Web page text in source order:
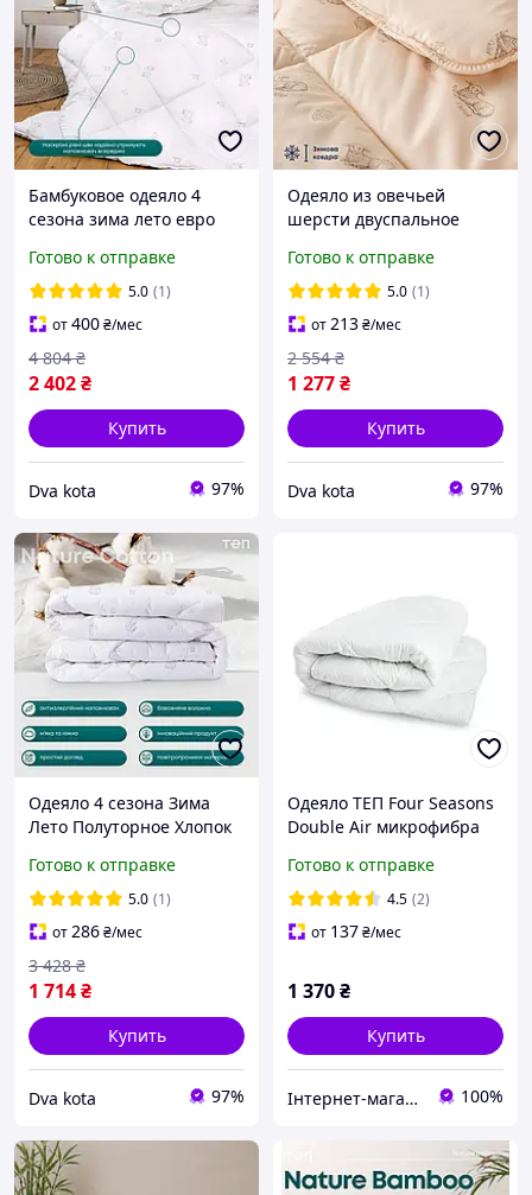
Бамбуковое одеяло 4
сезона зима лето евро
MEMBRANA PRINT
BAMBOO 200x210 см
Готово к отправке
5.0 (1)
от400₴/мес
2 402₴
4 804 ₴
Купить
Dva kota 97%
Одеяло из овечьей
шерсти двуспальное
ТЕП 180*210 см бежевое
Готово к отправке
5.0 (1)
от213₴/мес
1 277₴
2 554 ₴
Купить
Dva kota 97%
Одеяло 4 сезона Зима
Лето Полуторное Хлопок
ТЕП 150x210 см белое
Готово к отправке
5.0 (1)
от286₴/мес
1 714₴
3 428 ₴
Купить
Dva kota 97%
Одеяло ТЕП Four Seasons
Double Air микрофибра
Готово к отправке
4.5 (2)
от 137₴/мес
1 370₴
Купить
Інтернет-магазин "Венеція". 100%